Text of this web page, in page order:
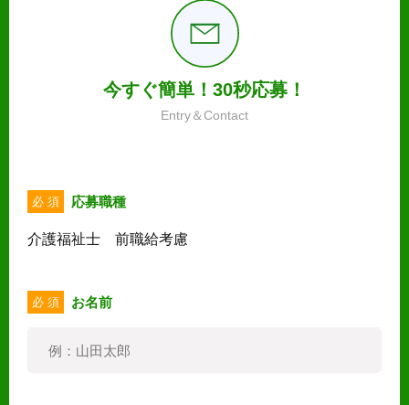
今すぐ簡単！30秒応募！
Entry＆Contact
必 須 応募職種
介護福祉士 前職給考慮
必 須 お名前